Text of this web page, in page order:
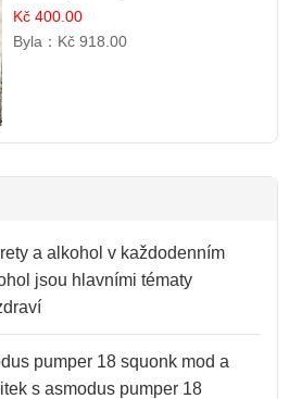
příchuť
Kč 400.00
Byla： Kč 918.00
a alkohol v každodenním
jsou hlavními tématy
pumper 18 squonk mod a
s asmodus pumper 18